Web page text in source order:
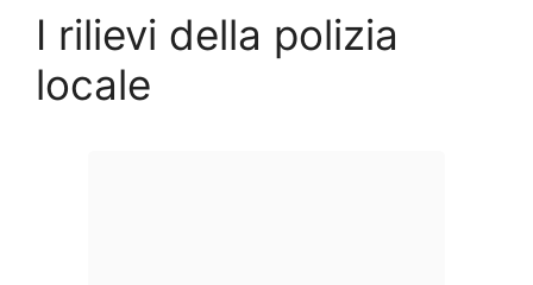
I rilievi della polizia
locale